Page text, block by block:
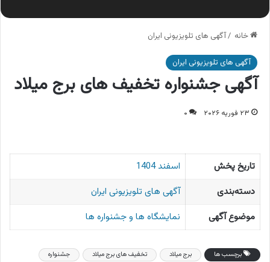
خانه /آگهی های تلویزیونی ایران
آگهی های تلویزیونی ایران
آگهی جشنواره تخفیف های برج میلاد
۲۳ فوریه ۲۰۲۶ ۰
تاریخ پخش
اسفند 1404
دسته‌بندی
آگهی های تلویزیونی ایران
موضوع آگهی
نمایشگاه ها و جشنواره ها
برچسب ها برج میلاد تخفیف های برج میلاد
جشنواره